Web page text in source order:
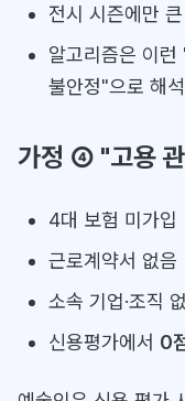
전시 시즌에만
알고리즘은 이
불안정"으로 해석
가정 ④ "고용
4대 보험 미가입
근로계약서 없음
소속 기업·조직
신용평가에서 0